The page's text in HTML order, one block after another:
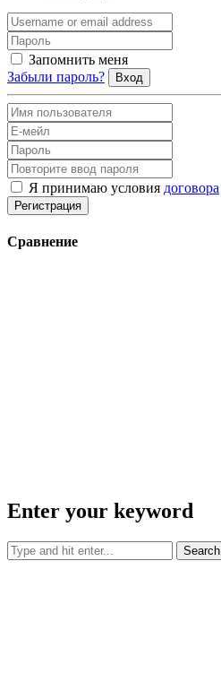
Запомнить меня
Забыли пароль?
Вход
Я принимаю условия договора
Регистрация
Сравнение
Enter your keyword
Search